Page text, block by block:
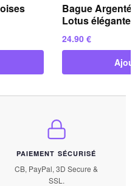
Bague
Lotus élégante
24.90 €
PAIEMENT SÉCURISÉ
CB, PayPal, 3D Secure &
SSL.